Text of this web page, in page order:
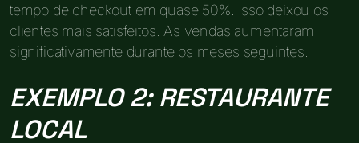
tempo de checkout em quase 50%. Isso deixou os
clientes mais satisfeitos. As vendas aumentaram
significativamente durante os meses seguintes.
EXEMPLO 2: RESTAURANTE
LOCAL